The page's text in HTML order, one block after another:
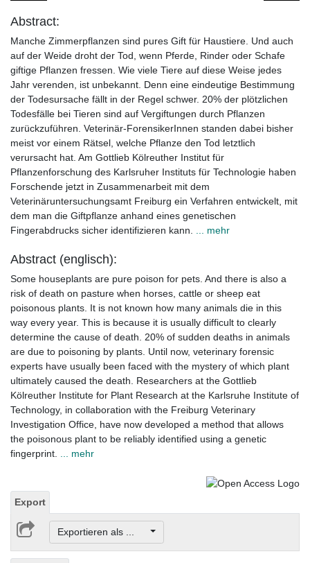
Abstract:
Manche Zimmerpflanzen sind pures Gift für Haustiere. Und auch
auf der Weide droht der Tod, wenn Pferde, Rinder oder Schafe
giftige Pflanzen fressen. Wie viele Tiere auf diese Weise jedes
Jahr verenden, ist unbekannt. Denn eine eindeutige Bestimmung
der Todesursache fällt in der Regel schwer. 20% der plötzlichen
Todesfälle bei Tieren sind auf Vergiftungen durch Pflanzen
zurückzuführen. Veterinär-ForensikerInnen standen dabei bisher
meist vor einem Rätsel, welche Pflanze den Tod letztlich
verursacht hat. Am Gottlieb Kölreuther Institut für
Pflanzenforschung des Karlsruher Instituts für Technologie haben
Forschende jetzt in Zusammenarbeit mit dem
Veterinäruntersuchungsamt Freiburg ein Verfahren entwickelt, mit
dem man die Giftpflanze anhand eines genetischen
Fingerabdrucks sicher identifizieren kann.
... mehr
Abstract (englisch):
Some houseplants are pure poison for pets. And there is also a
risk of death on pasture when horses, cattle or sheep eat
poisonous plants. It is not known how many animals die in this
way every year. This is because it is usually difficult to clearly
determine the cause of death. 20% of sudden deaths in animals
are due to poisoning by plants. Until now, veterinary forensic
experts have usually been faced with the mystery of which plant
ultimately caused the death. Researchers at the Gottlieb
Kölreuther Institute for Plant Research at the Karlsruhe Institute of
Technology, in collaboration with the Freiburg Veterinary
Investigation Office, have now developed a method that allows
the poisonous plant to be reliably identified using a genetic
fingerprint.
... mehr
Export
Exportieren als ...